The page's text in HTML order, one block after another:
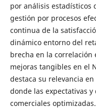
por análisis estadísticos
gestión por procesos
continua de la
dinámico entorno del
brecha en la correlación
mejoras tangibles en el
destaca su relevancia
donde las expectativas
comerciales optimizadas.